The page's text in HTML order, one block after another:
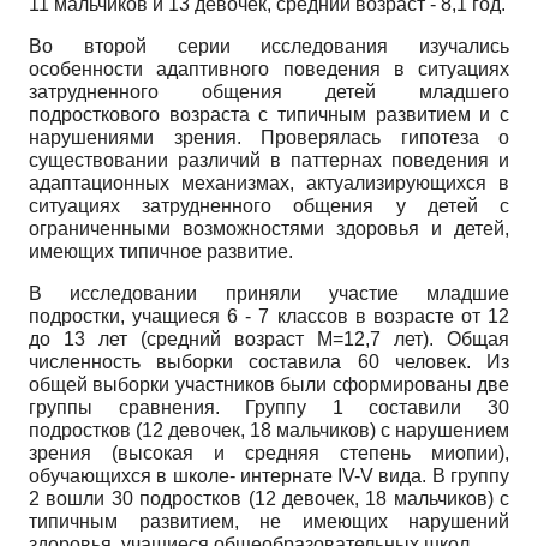
11 мальчиков и 13 девочек, средний возраст - 8,1 год.
Во второй серии исследования изучались
особенности адаптивного поведения в ситуациях
затрудненного общения детей младшего
подросткового возраста с типичным развитием и с
нарушениями зрения. Проверялась гипотеза о
существовании различий в паттернах поведения и
адаптационных механизмах, актуализирующихся в
ситуациях затрудненного общения у детей с
ограниченными возможностями здоровья и детей,
имеющих типичное развитие.
В исследовании приняли участие младшие
подростки, учащиеся 6 - 7 классов в возрасте от 12
до 13 лет (средний возраст М=12,7 лет). Общая
численность выборки составила 60 человек. Из
общей выборки участников были сформированы две
группы сравнения. Группу 1 составили 30
подростков (12 девочек, 18 мальчиков) с нарушением
зрения (высокая и средняя степень миопии),
обучающихся в школе- интернате IV-V вида. В группу
2 вошли 30 подростков (12 девочек, 18 мальчиков) с
типичным развитием, не имеющих нарушений